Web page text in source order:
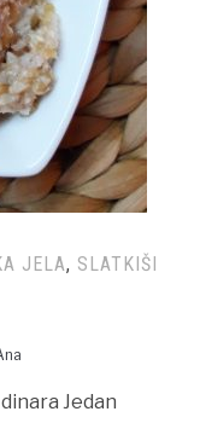
JELA, SLATKIŠI
Jedan